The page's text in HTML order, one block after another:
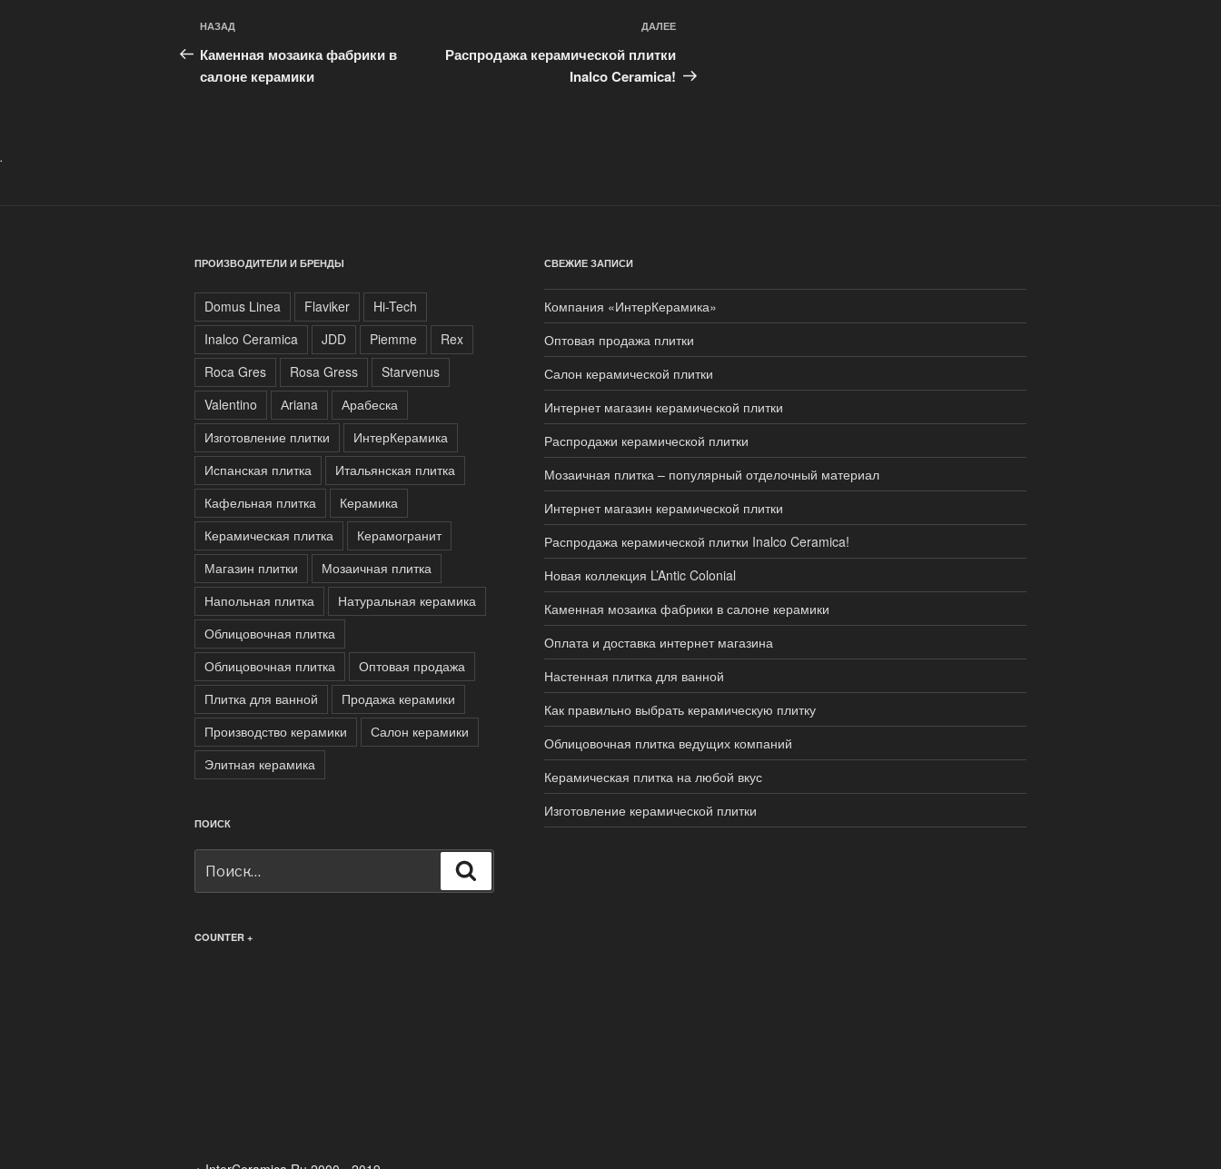
Навигация
по
записям
Предыдущая
запись:
НАЗАД
Каменная мозаика фабрики в
салоне керамики
ДАЛЕЕ
Распродажа керамической плитки
Inalco Ceramica!
.
ПРОИЗВОДИТЕЛИ И БРЕНДЫ
Domus Linea Flaviker
Hi-Tech
Inalco Ceramica
JDD Piemme
Rex
Roca Gres
Rosa Gress
Starvenus
Valentino
Аriana
Арабеска
Изготовление плитки
ИнтерКерамика
Испанская плитка
Итальянская плитка
Кафельная плитка
Керамика
Керамическая плитка
Керамогранит
Магазин плитки
Мозаичная плитка
Напольная плитка
Натуральная керамика
Облицовочная плитка
Облицовочная плитка
Оптовая продажа
Плитка для ванной
Продажа керамики
Производство керамики
Салон керамики
Элитная керамика
ПОИСК
COUNTER +
СВЕЖИЕ ЗАПИСИ
Компания «ИнтерКерамика»
Оптовая продажа плитки
Салон керамической плитки
Интернет магазин керамической плитки
Распродажи керамической плитки
Мозаичная плитка – популярный отделочный материал
Интернет магазин керамической плитки
Распродажа керамической плитки Inalco Ceramica!
Новая коллекция L’Antic Colonial
Каменная мозаика фабрики в салоне керамики
Оплата и доставка интернет магазина
Настенная плитка для ванной
Как правильно выбрать керамическую плитку
Облицовочная плитка ведущих компаний
Керамическая плитка на любой вкус
Изготовление керамической плитки